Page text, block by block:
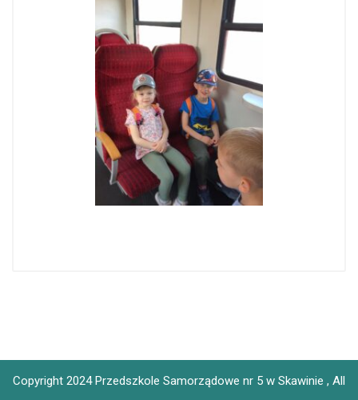
Copyright 2024 Przedszkole Samorządowe nr 5 w Skawinie , All